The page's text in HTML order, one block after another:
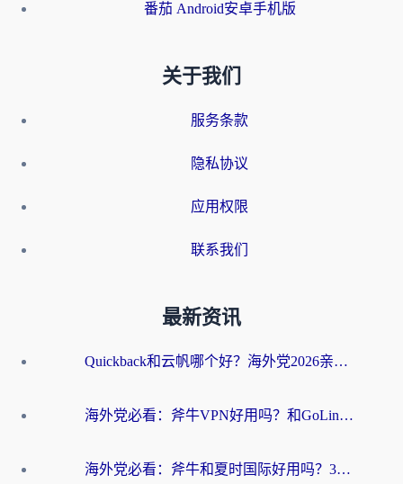
番茄 Android安卓手机版
关于我们
服务条款
隐私协议
应用权限
联系我们
最新资讯
Quickback和云帆哪个好？海外党2026亲测指南：选对加速器大陆工具，无缝刷国内剧玩国服
海外党必看：斧牛VPN好用吗？和GoLinkVPN对比哪个回国效果更好？
海外党必看：斧牛和夏时国际好用吗？3步选对回国加速器，无缝刷国内资源